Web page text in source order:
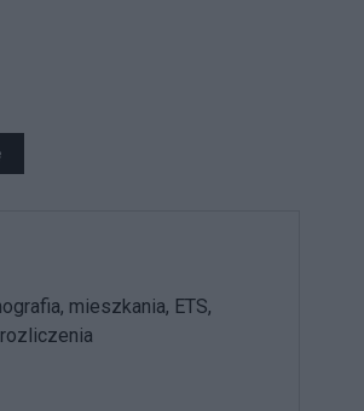
mieszkania, ETS,